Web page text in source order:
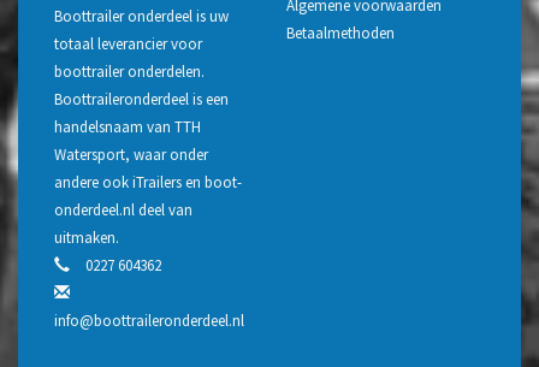
Boottrailer onderdeel is uw
totaal leverancier voor
boottrailer onderdelen.
Boottraileronderdeel is een
handelsnaam van TTH
Watersport, waar onder
andere ook iTrailers en boot-
onderdeel.nl deel van
uitmaken.
0227 604362
info@boottraileronderdeel.nl
Algemene voorwaarden
Betaalmethoden